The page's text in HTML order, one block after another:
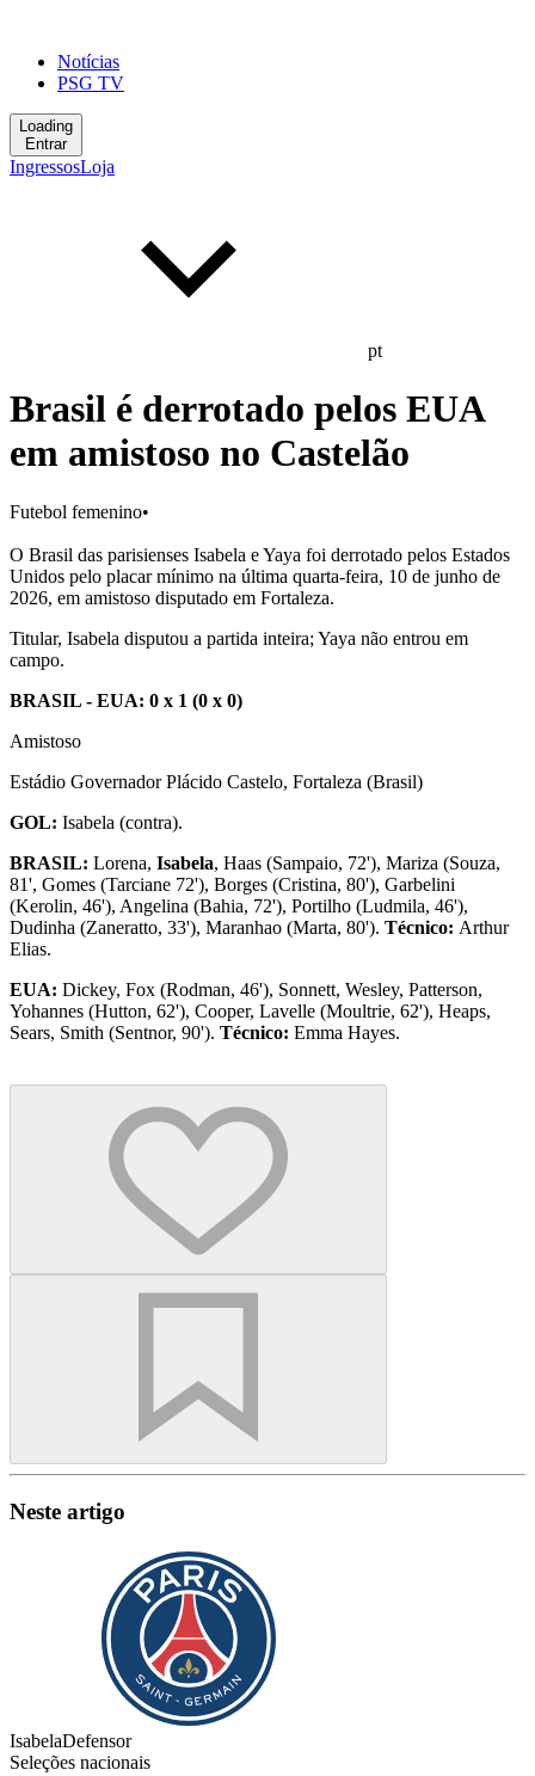
Notícias
PSG TV
Loading
Entrar
IngressosLoja
pt
Brasil é derrotado pelos EUA
em amistoso no Castelão
Futebol femenino•
O Brasil das parisienses Isabela e Yaya foi derrotado pelos Estados
Unidos pelo placar mínimo na última quarta-feira, 10 de junho de
2026, em amistoso disputado em Fortaleza.
Titular, Isabela disputou a partida inteira; Yaya não entrou em
campo.
BRASIL - EUA: 0 x 1 (0 x 0)
Amistoso
Estádio Governador Plácido Castelo, Fortaleza (Brasil)
GOL: Isabela (contra).
BRASIL: Lorena, Isabela, Haas (Sampaio, 72'), Mariza (Souza,
81', Gomes (Tarciane 72'), Borges (Cristina, 80'), Garbelini
(Kerolin, 46'), Angelina (Bahia, 72'), Portilho (Ludmila, 46'),
Dudinha (Zaneratto, 33'), Maranhao (Marta, 80'). Técnico: Arthur
Elias.
EUA: Dickey, Fox (Rodman, 46'), Sonnett, Wesley, Patterson,
Yohannes (Hutton, 62'), Cooper, Lavelle (Moultrie, 62'), Heaps,
Sears, Smith (Sentnor, 90'). Técnico: Emma Hayes.
Neste artigo
IsabelaDefensor
Seleções nacionais